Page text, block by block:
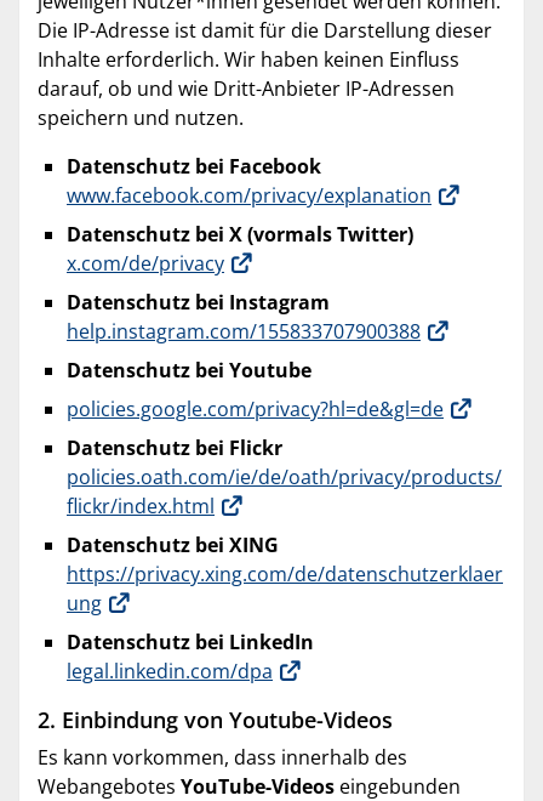
Die IP-Adresse ist damit für die Darstellung dieser
Inhalte erforderlich. Wir haben keinen Einfluss
darauf, ob und wie Dritt-Anbieter IP-Adressen
speichern und nutzen.
Datenschutz bei Facebook
www.facebook.com/privacy/explanation
Datenschutz bei X (vormals Twitter)
x.com/de/privacy
Datenschutz bei Instagram
help.instagram.com/155833707900388
Datenschutz bei Youtube
policies.google.com/privacy?hl=de&gl=de
Datenschutz bei Flickr
policies.oath.com/ie/de/oath/privacy/products/
flickr/index.html
Datenschutz bei XING
https://privacy.xing.com/de/datenschutzerklaer
ung
Datenschutz bei LinkedIn
legal.linkedin.com/dpa
2. Einbindung von Youtube-Videos
Es kann vorkommen, dass innerhalb des
Webangebotes YouTube-Videos eingebunden